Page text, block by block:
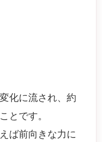
化に流され、約
とです。
ば前向きな力に